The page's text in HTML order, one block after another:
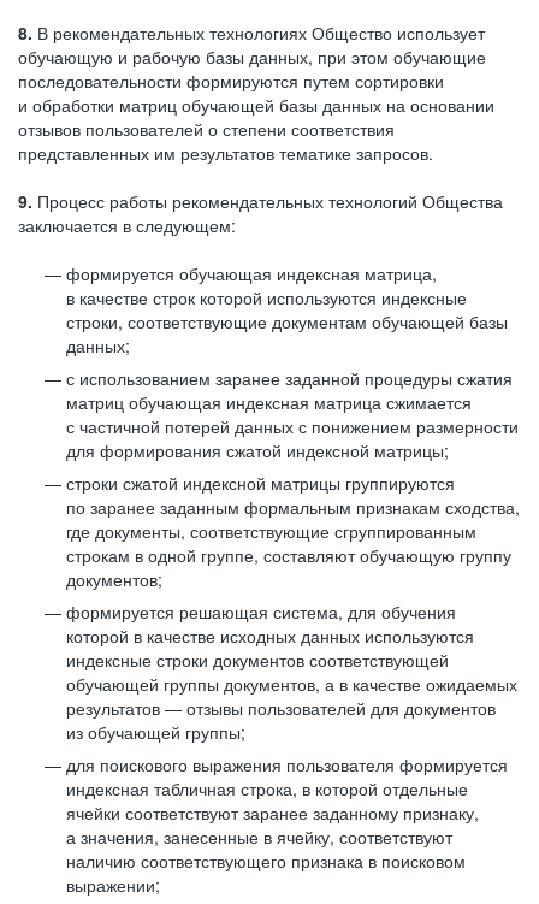
8. В рекомендательных технологиях Общество использует
обучающую и рабочую базы данных, при этом обучающие
последовательности формируются путем сортировки
и обработки матриц обучающей базы данных на основании
отзывов пользователей о степени соответствия
представленных им результатов тематике запросов.
9. Процесс работы рекомендательных технологий Общества
заключается в следующем:
формируется обучающая индексная матрица,
в качестве строк которой используются индексные
строки, соответствующие документам обучающей базы
данных;
с использованием заранее заданной процедуры сжатия
матриц обучающая индексная матрица сжимается
с частичной потерей данных с понижением размерности
для формирования сжатой индексной матрицы;
строки сжатой индексной матрицы группируются
по заранее заданным формальным признакам сходства,
где документы, соответствующие сгруппированным
строкам в одной группе, составляют обучающую группу
документов;
формируется решающая система, для обучения
которой в качестве исходных данных используются
индексные строки документов соответствующей
обучающей группы документов, а в качестве ожидаемых
результатов — отзывы пользователей для документов
из обучающей группы;
для поискового выражения пользователя формируется
индексная табличная строка, в которой отдельные
ячейки соответствуют заранее заданному признаку,
а значения, занесенные в ячейку, соответствуют
наличию соответствующего признака в поисковом
выражении;